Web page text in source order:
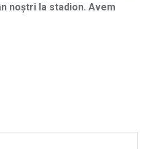
noștri la stadion. Avem